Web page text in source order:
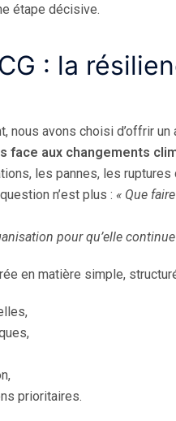
étape décisive.
: la
nous avons choisi d’offrir
face aux changements
les pannes, les
n’est plus : « Que
pour qu’elle
en matière simple,
prioritaires.